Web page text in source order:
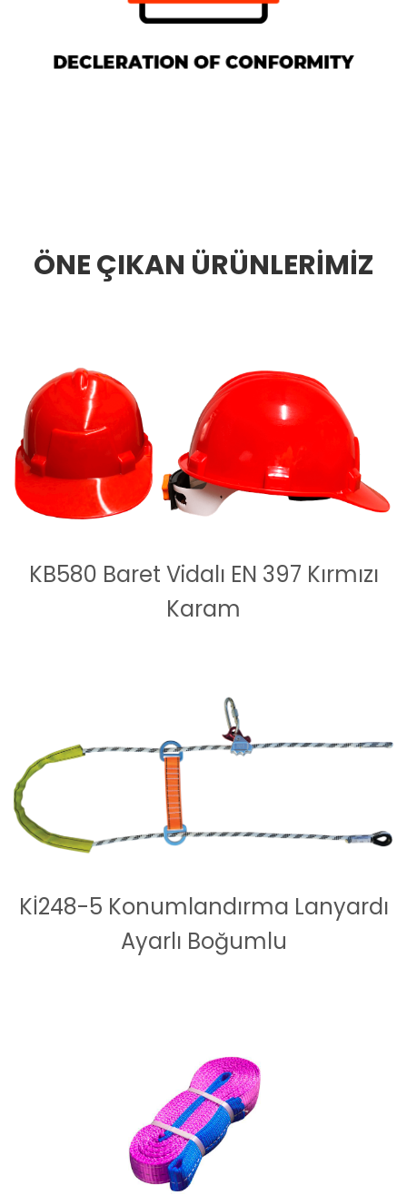
ÖNE ÇIKAN ÜRÜNLERİMİZ
KB580 Baret Vidalı EN 397 Kırmızı
Karam
Kİ248-5 Konumlandırma Lanyardı
Ayarlı Boğumlu